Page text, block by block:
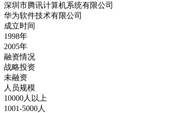
深圳市腾讯计算机系统有限公司
华为软件技术有限公司
成立时间
1998年
2005年
融资情况
战略投资
未融资
人员规模
10000人以上
1001-5000人